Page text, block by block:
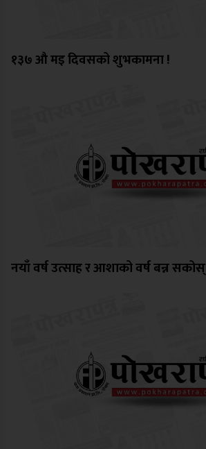
१३७ औ मइ दिवसको शुभकामना !
नयाँ वर्ष उत्साह र आशाको वर्ष बन्न सकोस्